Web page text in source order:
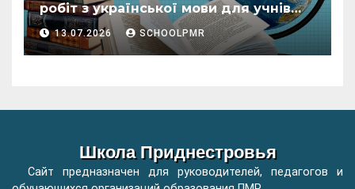
робіт з української мови для учнів
початкових класів організацій
загальної освіти
13.07.2026 SCHOOLPMR
Школа Приднестровья
Сайт предназначен для руководителей, педагогов и